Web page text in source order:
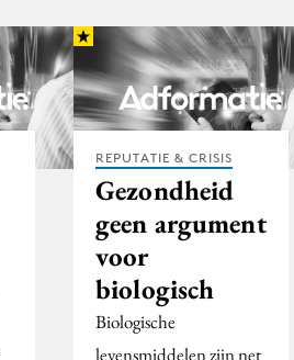
REPUTATIE & CRISIS
Gezondheid
geen argument
voor
biologisch
Biologische
levensmiddelen zijn net